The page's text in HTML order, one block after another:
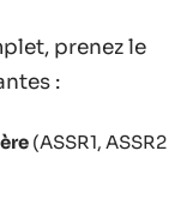
prenez le
:
(ASSR1, ASSR2